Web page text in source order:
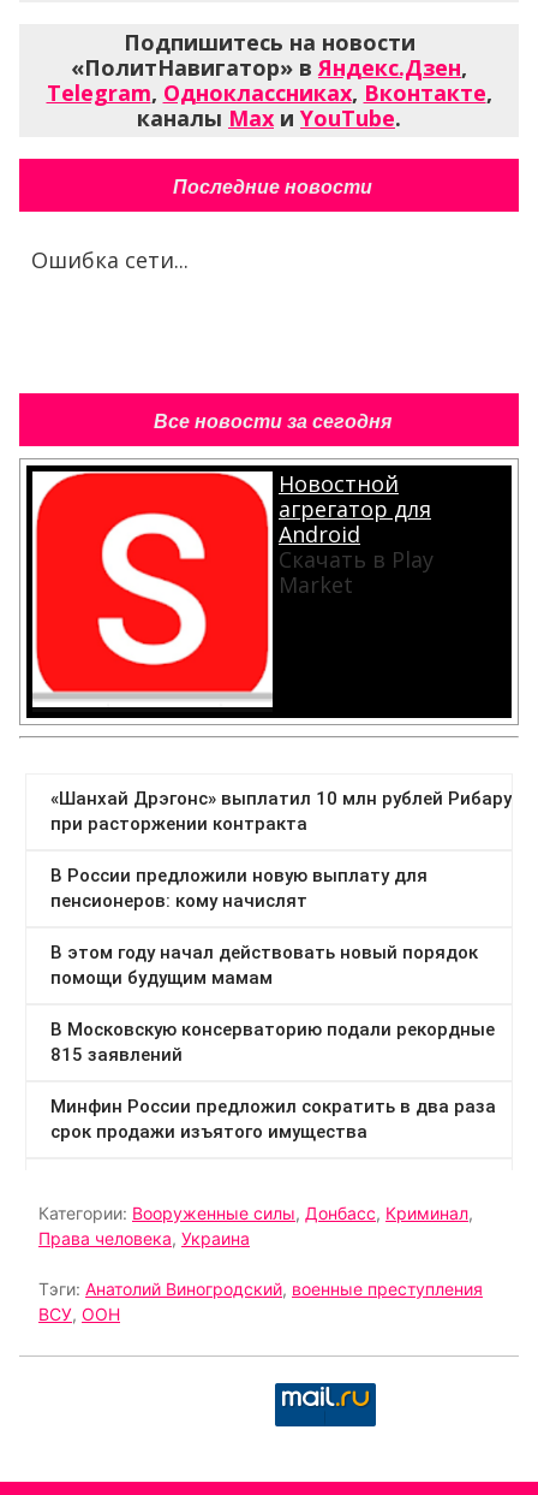
Подпишитесь на новости
«ПолитНавигатор» вЯндекс.Дзен,
Telegram, Одноклассниках, Вконтакте,
каналы Max и YouTube.
Последние новости
Ошибка сети...
Все новости за сегодня
Новостной
агрегатор для
Android
Скачать в Play
Market
Категории: Вооруженные силы, Донбасс, Криминал,
Права человека, Украина
Тэги: Анатолий Виногродский, военные преступления
ВСУ, ООН